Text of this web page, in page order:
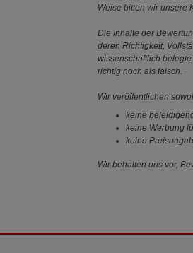
Weise bitten wir unsere
Die Inhalte der
deren Richtigkeit,
wissenschaftlich
richtig noch als falsch.
Wir veröffentlichen
keine
keine Werbung
keine
Wir behalten uns vor,